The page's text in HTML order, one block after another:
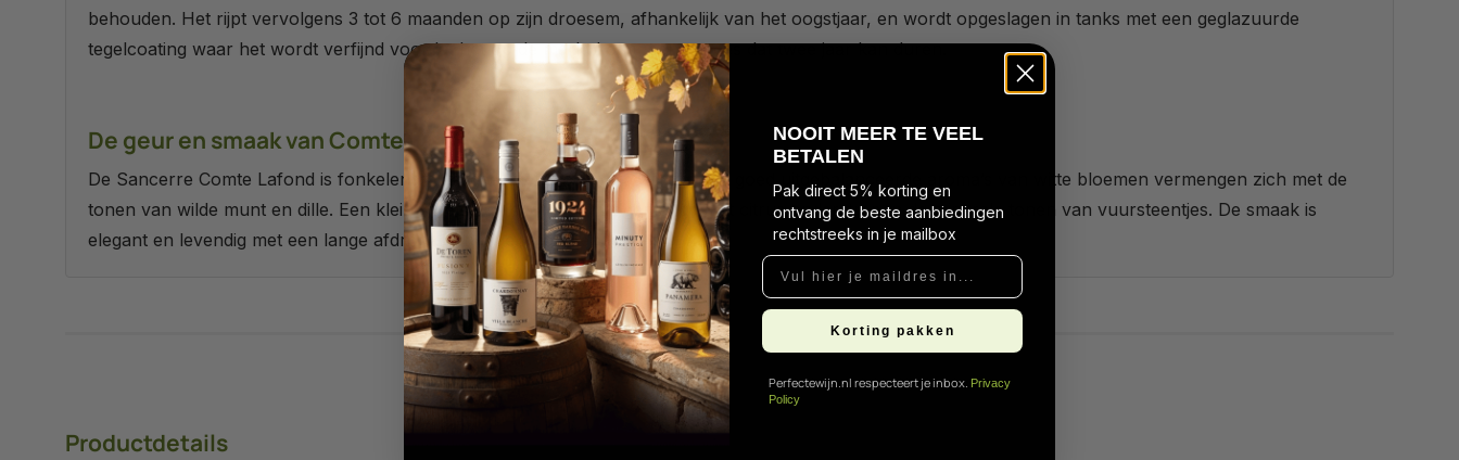
behouden. Het rijpt vervolgens 3 tot 6 maanden op zijn droesem, afhankelijk van het oogstjaar, en wordt opgeslagen in tanks met een geglazuurde
tegelcoating waar het wordt verfijnd voordat het op de markt komt, een proces dat twee jaar kan duren.
De geur en smaak van Comte Lafond Sancerre
De Sancerre Comte Lafond is fonkelend bleekgeel met groene weerschijn. De goed uitgebalanceerde aroma’s van witte bloemen vermengen zich met de
tonen van wilde munt en dille. Een kleine toets van exotisch fruit gemengd met citrus onderstrepen de minerale tonen van vuursteentjes. De smaak is
elegant en levendig met een lange afdronk van rijpe limoen en kiezels.
Productdetails
NOOIT MEER TE VEEL
BETALEN
Pak direct 5% korting en
ontvang de beste aanbiedingen
rechtstreeks in je mailbox
Vul hier je maildres in...
Korting pakken
Perfectewijn.nl respecteert je inbox. Privacy
Policy